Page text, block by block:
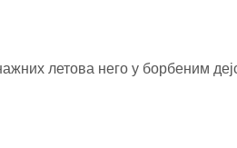
летова него у борбеним